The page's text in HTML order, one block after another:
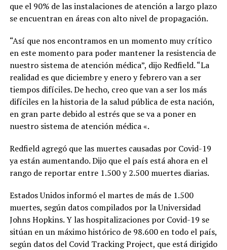
que el 90% de las instalaciones de atención a largo plazo
se encuentran en áreas con alto nivel de propagación.
“Así que nos encontramos en un momento muy crítico
en este momento para poder mantener la resistencia de
nuestro sistema de atención médica”, dijo Redfield. “La
realidad es que diciembre y enero y febrero van a ser
tiempos difíciles. De hecho, creo que van a ser los más
difíciles en la historia de la salud pública de esta nación,
en gran parte debido al estrés que se va a poner en
nuestro sistema de atención médica «.
Redfield agregó que las muertes causadas por Covid-19
ya están aumentando. Dijo que el país está ahora en el
rango de reportar entre 1.500 y 2.500 muertes diarias.
Estados Unidos informó el martes de más de 1.500
muertes, según datos compilados por la Universidad
Johns Hopkins. Y las hospitalizaciones por Covid-19 se
sitúan en un máximo histórico de 98.600 en todo el país,
según datos del Covid Tracking Project, que está dirigido